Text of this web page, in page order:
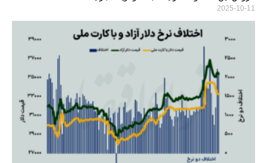
2025-10-11